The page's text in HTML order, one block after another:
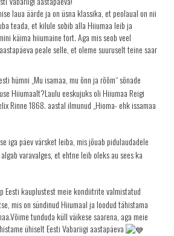
laua äärde ja on üsna klassika, et peolaual on nii
teada, et kilule sobib alla Hiiumaa leib ja
käima hiiumaine tort. Aga mis seob veel
peale selle, et oleme suuruselt teine saar
hümni „Mu isamaa, mu õnn ja rõõm“ sõnade
Hiiumaalt?Laulu eeskujuks oli Hiiumaa Reigi
Rinne 1868. aastal ilmunud „Hioma- ehk issamaa
iga päev värsket leiba, mis jõuab pidulaudadele
varavalges, et ehtne leib oleks au sees ka
Eesti kauplustest meie kondiitrite valmistatud
mis on sündinud Hiiumaal ja loodud tähistama
tunduda küll väikese saarena, aga meie
ühiselt Eesti Vabariigi aastapäeva